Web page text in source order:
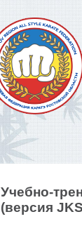
Учебно-
(версия